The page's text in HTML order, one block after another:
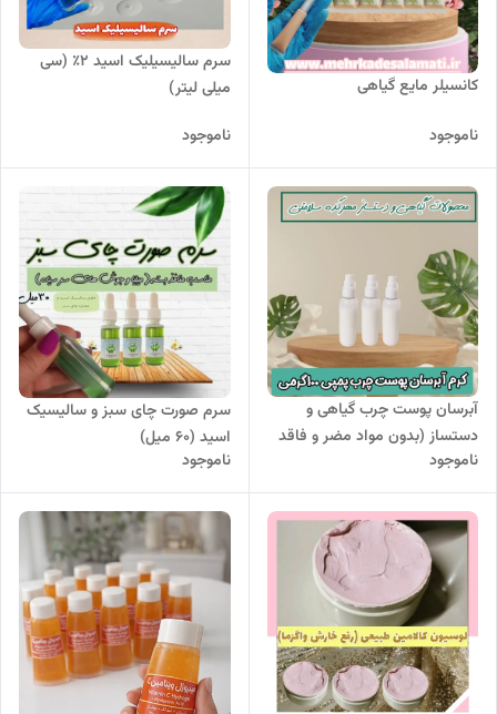
کانسیلر مایع گیاهی
ناموجود
سرم سالیسیلیک اسید ۲٪ (سی
میلی لیتر)
ناموجود
آبرسان پوست چرب گیاهی و
دستساز (بدون مواد مضر و فاقد
چربی)
ناموجود
سرم صورت چای سبز و سالیسیک
اسید (۶۰ میل)
ناموجود